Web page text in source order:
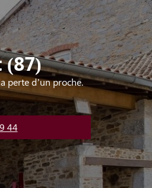
(87)
perte d’un proche.
44